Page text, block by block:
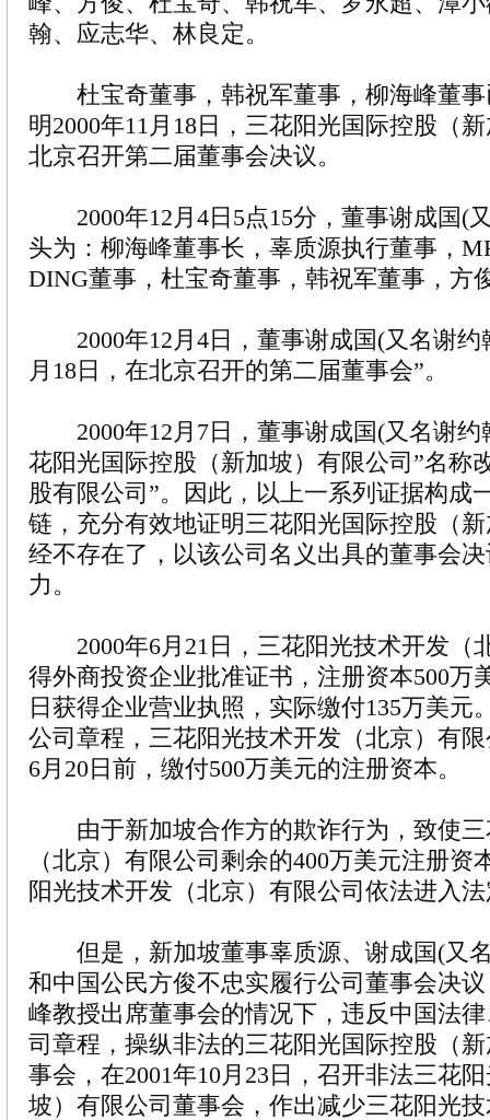
翰、应志华、林良定。
杜宝奇董事，韩祝军董事，柳海峰董事
明2000年11月18日，三花阳光国际控股（
北京召开第二届董事会决议。
2000年12月4日5点15分，董事谢成国(
头为：柳海峰董事长，辜质源执行董事，
DING董事，杜宝奇董事，韩祝军董事，方
2000年12月4日，董事谢成国(又名谢约
月18日，在北京召开的第二届董事会”。
2000年12月7日，董事谢成国(又名谢约
花阳光国际控股（新加坡）有限公司”名称
股有限公司”。因此，以上一系列证据构成
链，充分有效地证明三花阳光国际控股（
经不存在了，以该公司名义出具的董事会
力。
2000年6月21日，三花阳光技术开发（
得外商投资企业批准证书，注册资本500万
日获得企业营业执照，实际缴付135万美元
公司章程，三花阳光技术开发（北京）有
6月20日前，缴付500万美元的注册资本。
由于新加坡合作方的欺诈行为，致使三
（北京）有限公司剩余的400万美元注册资
阳光技术开发（北京）有限公司依法进入
但是，新加坡董事辜质源、谢成国(又
和中国公民方俊不忠实履行公司董事会决
峰教授出席董事会的情况下，违反中国法
司章程，操纵非法的三花阳光国际控股（
事会，在2001年10月23日，召开非法三花
坡）有限公司董事会，作出减少三花阳光